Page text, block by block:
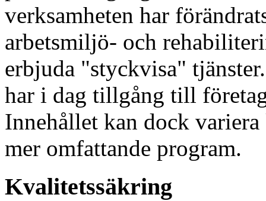
verksamheten har
arbetsmiljö- och
erbjuda "styckvisa"
har i dag tillgång till
Innehållet kan dock
mer omfattande program.
Kvalitetssäkring